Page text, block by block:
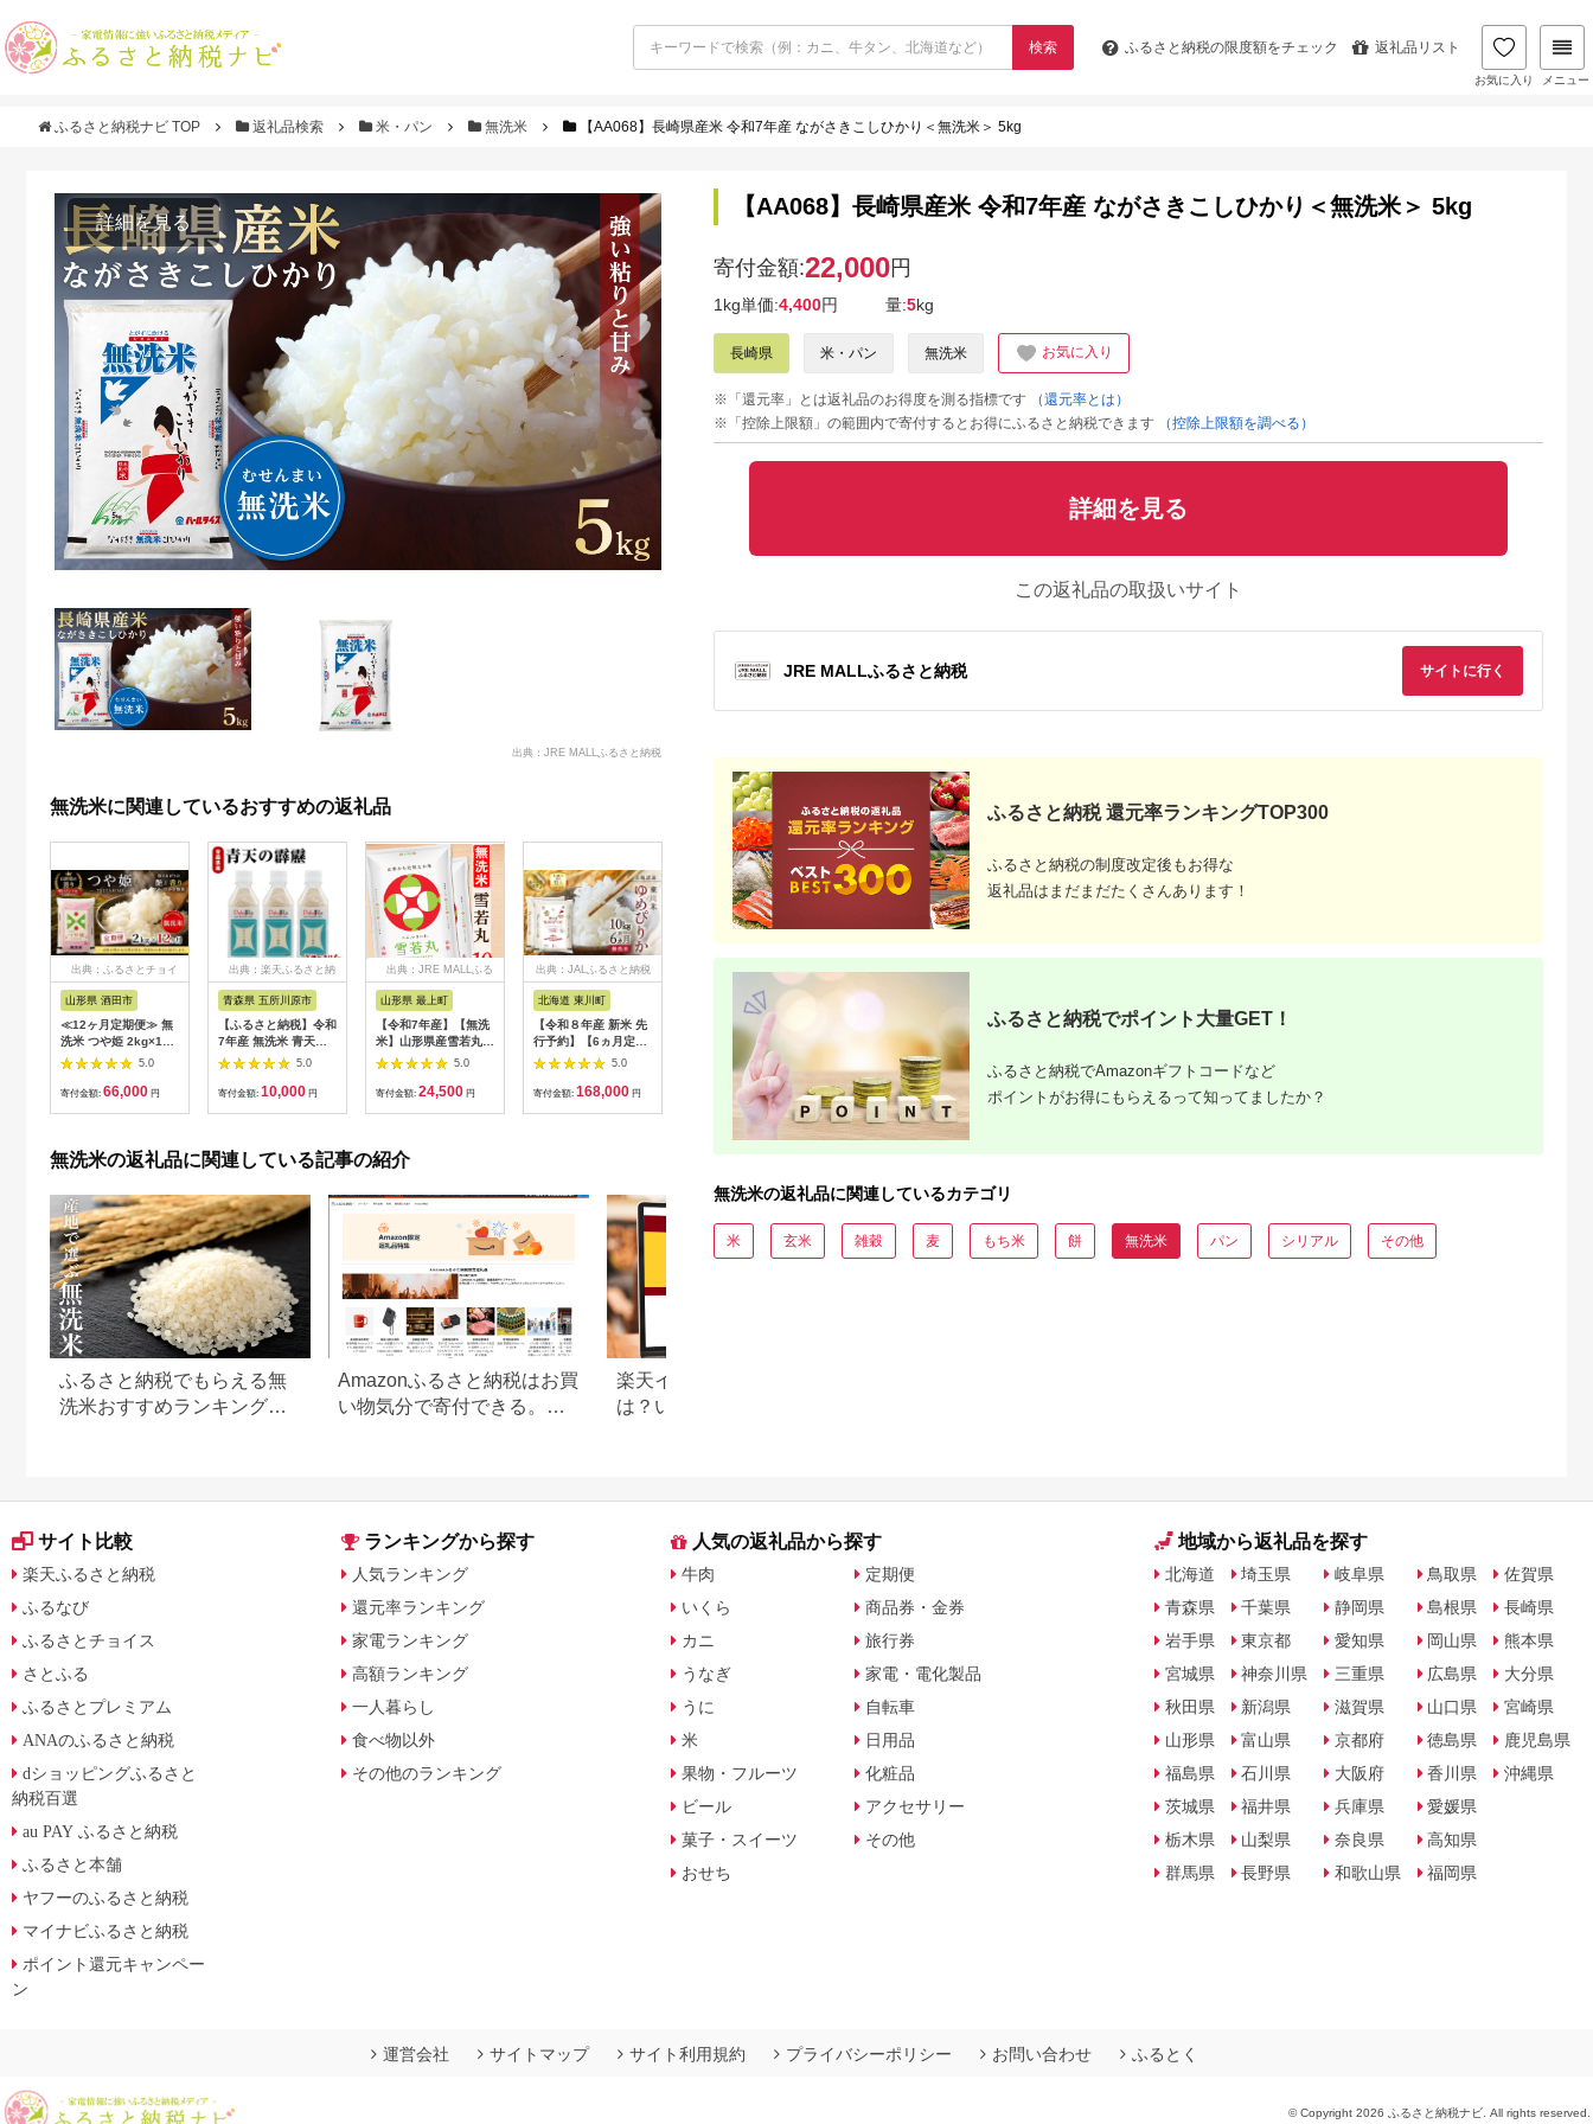
検索 ふるさと納税の限度額をチェック 返礼品リスト
お気に入り メニュー
ふるさと納税ナビ TOP 返礼品検索 米・パン 無洗米 【AA068】長崎県産米 令和7年産 ながさきこしひかり＜無洗米＞ 5kg
詳細を見る
出典：JRE MALLふるさと納税
無洗米に関連しているおすすめの返礼品
出典：ふるさとチョイ
山形県 酒田市
≪12ヶ月定期便≫ 無
洗米 つや姫 2kg×12
ヶ月連続 計24kg 特別
下旬にお届け 東北 山
12回 節水 TO 東北食
5.0
寄付金額: 66,000 円
出典：楽天ふるさと納
青森県 五所川原市
【ふるさと納税】令和
7年産 無洗米 青天の
霹靂 2合 (300g) 3本 /
ボトル 贈り物 ギフト
5.0
寄付金額: 10,000 円
出典：JRE MALLふる
さと納税
山形県 最上町
【令和7年産】【無洗
米】山形県産雪若丸
10kg
5.0
寄付金額: 24,500 円
出典：JALふるさと納税
北海道 東川町
【令和８年産 新米 先
行予約】【6ヵ月定期
便】東川米ゆめぴりか
10kg（2026年10月中
5.0
寄付金額: 168,000 円
出典：ふるさとチョイ
岡山県 和気町
【最短２〜７営業日出
荷】＜令和７年産＞
岡山県産 にこまる 無
洗米 15kg （5kg×3
袋） ｜ 小分け 5kg 岡
山 和気町 にこまる 単
一米 単一原料米 こめ
米 ごはん 送料無料
上-13
5.0
23,500円
出典：JRE MALLふる
北海道 北竜町
令和7年産 新米 無洗
米 ゆめぴりか 10kg
【sun400-yume-
m10-R7B】
5.0
寄付金額:27,000円
定期便 6ヵ月連続6回
米 お取り寄せ ごはん
道産米 ブランド米 5
キロ おまとめ買い お
ン 送料無料 北海道 倶
5.0
寄付金額: 136,000円
【ふるさと納税】選べ
県産 元気つくし 2kg
5kg 10kg 20kg 25kg
無洗米 弁当 美味しい
20キロ 元気つくし 元
5.0
寄付金額:8,000円
期便ふるさと納税 お
お米 道産米 人気ブラ
寄付金額:
無洗米の返礼品に関連している記事の紹介
ふるさと納税でもらえる無
洗米おすすめランキング
Amazonふるさと納税はお買
い物気分で寄付できる。
楽天イーグルス感謝祭と
は？いつ開催される？ふる
【AA068】長崎県産米 令和7年産 ながさきこしひかり＜無洗米＞ 5kg
寄付金額:22,000円
1kg単価:4,400円 量:5kg
長崎県 米・パン 無洗米 お気に入り
※「還元率」とは返礼品のお得度を測る指標です
（還元率とは）
※「控除上限額」の範囲内で寄付するとお得にふるさと納税できます
（控除上限額を調べる）
詳細を見る
この返礼品の取扱いサイト
JRE MALLふるさと納税 サイトに行く
ふるさと納税 還元率ランキングTOP300
ふるさと納税の制度改定後もお得な
返礼品はまだまだたくさんあります！
ふるさと納税でポイント大量GET！
ふるさと納税でAmazonギフトコードなど
ポイントがお得にもらえるって知ってましたか？
無洗米の返礼品に関連しているカテゴリ
米 玄米 雑穀 麦 もち米 餅 無洗米 パン シリアル その他
サイト比較
楽天ふるさと納税
ふるなび
ふるさとチョイス
さとふる
ふるさとプレミアム
ANAのふるさと納税
dショッピングふるさと
納税百選
au PAY ふるさと納税
ふるさと本舗
ヤフーのふるさと納税
マイナビふるさと納税
ポイント還元キャンペー
ン
ランキングから探す
人気ランキング
還元率ランキング
家電ランキング
高額ランキング
一人暮らし
食べ物以外
その他のランキング
人気の返礼品から探す
牛肉
いくら
カニ
うなぎ
うに
米
果物・フルーツ
ビール
菓子・スイーツ
おせち
定期便
商品券・金券
旅行券
家電・電化製品
自転車
日用品
化粧品
アクセサリー
その他
地域から返礼品を探す
北海道
青森県
岩手県
宮城県
秋田県
山形県
福島県
茨城県
栃木県
群馬県
埼玉県
千葉県
東京都
神奈川県
新潟県
富山県
石川県
福井県
山梨県
長野県
岐阜県
静岡県
愛知県
三重県
滋賀県
京都府
大阪府
兵庫県
奈良県
和歌山県
鳥取県
島根県
岡山県
広島県
山口県
徳島県
香川県
愛媛県
高知県
福岡県
佐賀県
長崎県
熊本県
大分県
宮崎県
鹿児島県
沖縄県
運営会社 サイトマップ サイト利用規約 プライバシーポリシー お問い合わせ ふるとく
© Copyright 2026 ふるさと納税ナビ. All rights reserved.